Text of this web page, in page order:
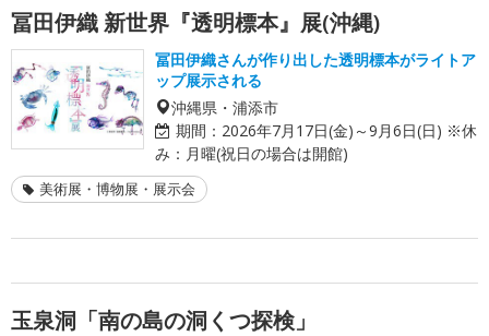
冨田伊織 新世界『透明標本』展(沖縄)
冨田伊織さんが作り出した透明標本がライトア
ップ展示される
沖縄県・浦添市
期間： 2026年7月17日(金)～9月6日(日) ※休
み：月曜(祝日の場合は開館)
美術展・博物展・展示会
玉泉洞「南の島の洞くつ探検」